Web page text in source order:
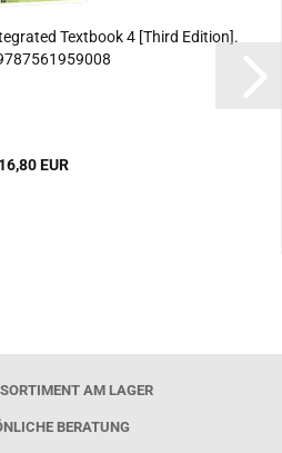
Textbook 4 [Third Edition].
16,80 EUR
AM LAGER
BERATUNG